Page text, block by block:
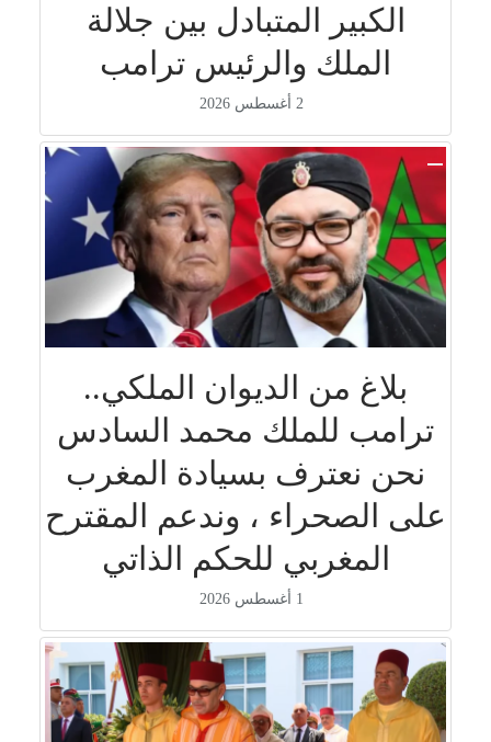
الكبير المتبادل بين جلالة
الملك والرئيس ترامب
2 أغسطس 2026
بلاغ من الديوان الملكي..
ترامب للملك محمد السادس
نحن نعترف بسيادة المغرب
على الصحراء ، وندعم المقترح
المغربي للحكم الذاتي
1 أغسطس 2026